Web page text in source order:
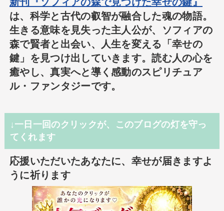
新刊『ソフィアの森で見つけた幸せの鍵』
は、科学と古代の叡智が融合した魂の物語。
生きる意味を見失った主人公が、ソフィアの
森で賢者と出会い、人生を変える「幸せの
鍵」を見つけ出していきます。読む人の心を
癒やし、真実へと導く感動のスピリチュア
ル・ファンタジーです。
↓一日一回のクリックが、このブログの灯を守っ
てくれます
応援いただいたあなたに、幸せが届きますよ
うに祈ります